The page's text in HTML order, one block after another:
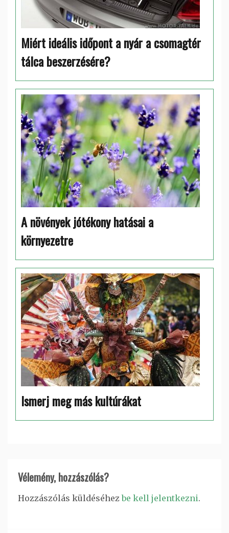
Miért ideális időpont a nyár a csomagtér
tálca beszerzésére?
A növények jótékony hatásai a
környezetre
Ismerj meg más kultúrákat
Vélemény, hozzászólás?
Hozzászólás küldéséhezbe kell jelentkezni.